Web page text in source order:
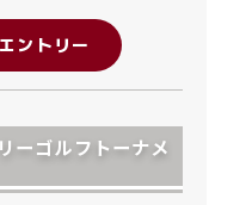
ントリー
ーゴルフトーナメ